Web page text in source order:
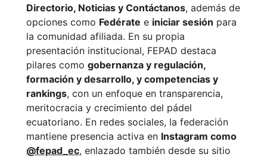
Directorio, Noticias y Contáctanos, además de
opciones como Fedérate e iniciar sesión para
la comunidad afiliada. En su propia
presentación institucional, FEPAD destaca
pilares como gobernanza y regulación,
formación y desarrollo, y competencias y
rankings, con un enfoque en transparencia,
meritocracia y crecimiento del pádel
ecuatoriano. En redes sociales, la federación
mantiene presencia activa en Instagram como
@fepad_ec, enlazado también desde su sitio